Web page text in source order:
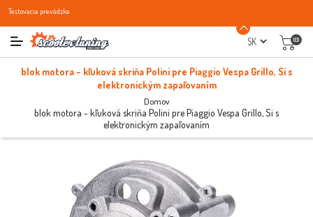
Testovacia prevádzka
(0)
blok motora - kľuková skriňa Polini pre Piaggio Vespa Grillo, Si s
elektronickým zapaľovaním
Domov
blok motora - kľuková skriňa Polini pre Piaggio Vespa Grillo, Si s
elektronickým zapaľovaním